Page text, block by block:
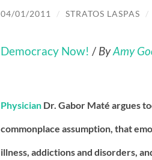
04/01/2011 / STRATOS LASPAS /
Democracy Now! / ByAmy
Physician Dr. Gabor Maté argues
commonplace assumption, that
illness, addictions and disorders,